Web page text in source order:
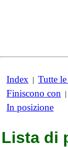
Index | Tutte
Finiscono con |
In posizione
Lista di